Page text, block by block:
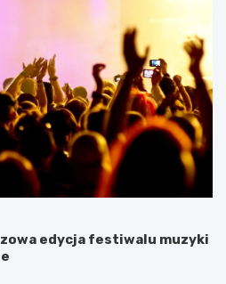
edycja festiwalu muzyki